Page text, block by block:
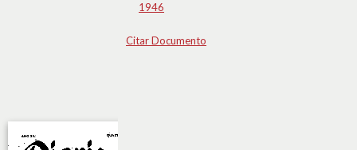
1946
Citar Documento